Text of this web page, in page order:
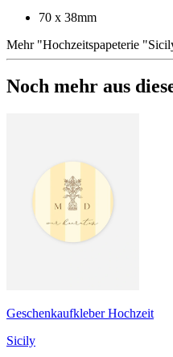
70 x 38mm
Mehr"Hochzeitspapeterie
Noch mehr aus
Geschenkaufkleber Hochzeit
Sicily